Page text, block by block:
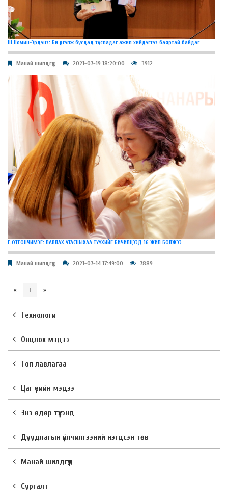
Ш.Номин-Эрдэнэ: Би үргэлж бусдад тусладаг ажил хийдэгтээ баяртай байдаг
Манай шилдгүүд 2021-07-19 18:20:00 3912
Г.ОТГОНЧИМЭГ: ЛАВЛАХ УТАСНЫХАА ТҮҮХИЙГ БИЧИЛЦЭЭД 16 ЖИЛ БОЛЖЭЭ
Манай шилдгүүд 2021-07-14 17:49:00 7889
« 1 »
Технологи
Онцлох мэдээ
Топ лавлагаа
Цаг үеийн мэдээ
Энэ өдөр түүхэнд
Дуудлагын үйлчилгээний нэгдсэн төв
Манай шилдгүүд
Сургалт